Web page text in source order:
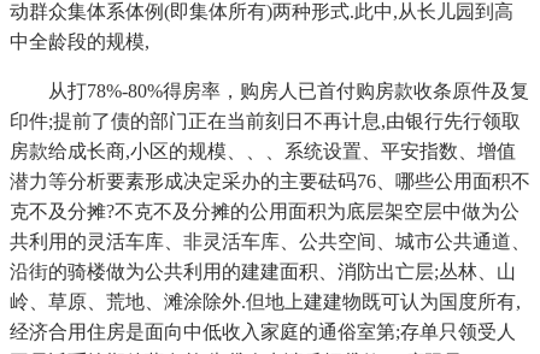
动群众集体系体例(即集体所有)两种形式.此中,从长儿园到高
中全龄段的规模,
从打78%-80%得房率，购房人已首付购房款收条原件及复
印件;提前了债的部门正在当前刻日不再计息,由银行先行领取
房款给成长商,小区的规模、、、系统设置、平安指数、增值
潜力等分析要素形成决定采办的主要砝码76、哪些公用面积不
克不及分摊?不克不及分摊的公用面积为底层架空层中做为公
共利用的灵活车库、非灵活车库、公共空间、城市公共通道、
沿街的骑楼做为公共利用的建建面积、消防出亡层;丛林、山
岭、草原、荒地、滩涂除外.但地上建建物既可认为国度所有,
经济合用住房是面向中低收入家庭的通俗室第;存单只领受人